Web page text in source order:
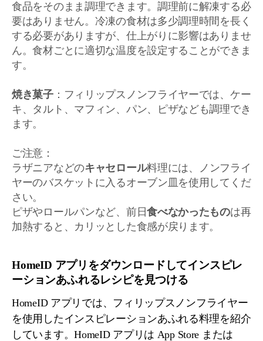
食品をそのまま調理できます。調理前に解凍する必
要はありません。冷凍の食材は多少調理時間を長く
する必要がありますが、仕上がりに影響はありませ
ん。食材ごとに適切な温度を設定することができま
す。
焼き菓子：フィリップスノンフライヤーでは、ケー
キ、タルト、マフィン、パン、ピザなども調理でき
ます。
ご注意：
ラザニアなどのキャセロール料理には、ノンフライ
ヤーのバスケットに入るオーブン皿を使用してくだ
さい。
ピザやロールパンなど、前日食べなかったものは再
加熱すると、カリッとした食感が戻ります。
HomeID アプリをダウンロードしてインスピレ
ーションあふれるレシピを見つける
HomeID アプリでは、フィリップスノンフライヤー
を使用したインスピレーションあふれる料理を紹介
しています。HomeID アプリは App Store または